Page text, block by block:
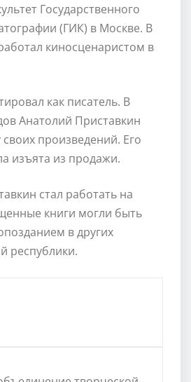
Государственного
(ГИК) в Москве. В
киносценаристом в
как писатель. В
Анатолий Приставкин
произведений. Его
изъята из продажи.
стал работать на
книги могли быть
в других
республики.